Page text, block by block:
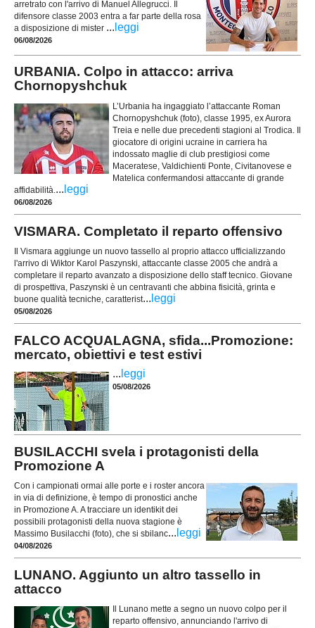
arretrato con l'arrivo di Manuel Allegrucci. Il
difensore classe 2003 entra a far parte della rosa
a disposizione di mister ... leggi
06/08/2026
URBANIA. Colpo in attacco: arriva
Chornopyshchuk
L’Urbania ha ingaggiato l’attaccante Roman
Chornopyshchuk (foto), classe 1995, ex Aurora
Treia e nelle due precedenti stagioni al Trodica. Il
giocatore di origini ucraine in carriera ha
indossato maglie di club prestigiosi come
Maceratese, Valdichienti Ponte, Civitanovese e
Matelica confermandosi attaccante di grande
affidabilità. ... leggi
06/08/2026
VISMARA. Completato il reparto offensivo
Il Vismara aggiunge un nuovo tassello al proprio attacco ufficializzando
l'arrivo di Wiktor Karol Paszynski, attaccante classe 2005 che andrà a
completare il reparto avanzato a disposizione dello staff tecnico. Giovane
di prospettiva, Paszynski è un centravanti che abbina fisicità, grinta e
buone qualità tecniche, caratterist... leggi
05/08/2026
FALCO ACQUALAGNA, sfida...Promozione:
mercato, obiettivi e test estivi
... leggi
05/08/2026
BUSILACCHI svela i protagonisti della
Promozione A
Con i campionati ormai alle porte e i roster ancora
in via di definizione, è tempo di pronostici anche
in Promozione A. A tracciare un identikit dei
possibili protagonisti della nuova stagione è
Massimo Busilacchi (foto), che si sbilanc... leggi
04/08/2026
LUNANO. Aggiunto un altro tassello in
attacco
Il Lunano mette a segno un nuovo colpo per il
reparto offensivo, annunciando l'arrivo di